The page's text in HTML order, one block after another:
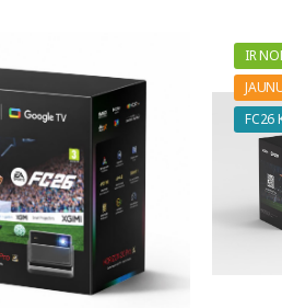
IR
FC26